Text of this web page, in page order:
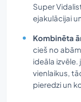
Super
ejakulācijai
Kombinēta
cieš no
ideāla
vienlaikus,
pieredzi un